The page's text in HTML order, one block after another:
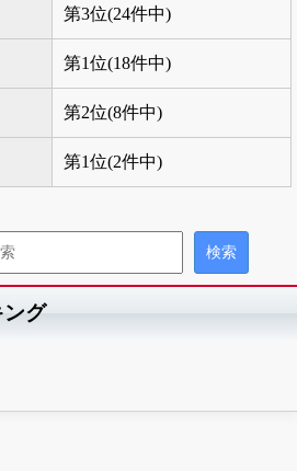
第3位(24件中)
第1位(18件中)
第2位(8件中)
第1位(2件中)
ング